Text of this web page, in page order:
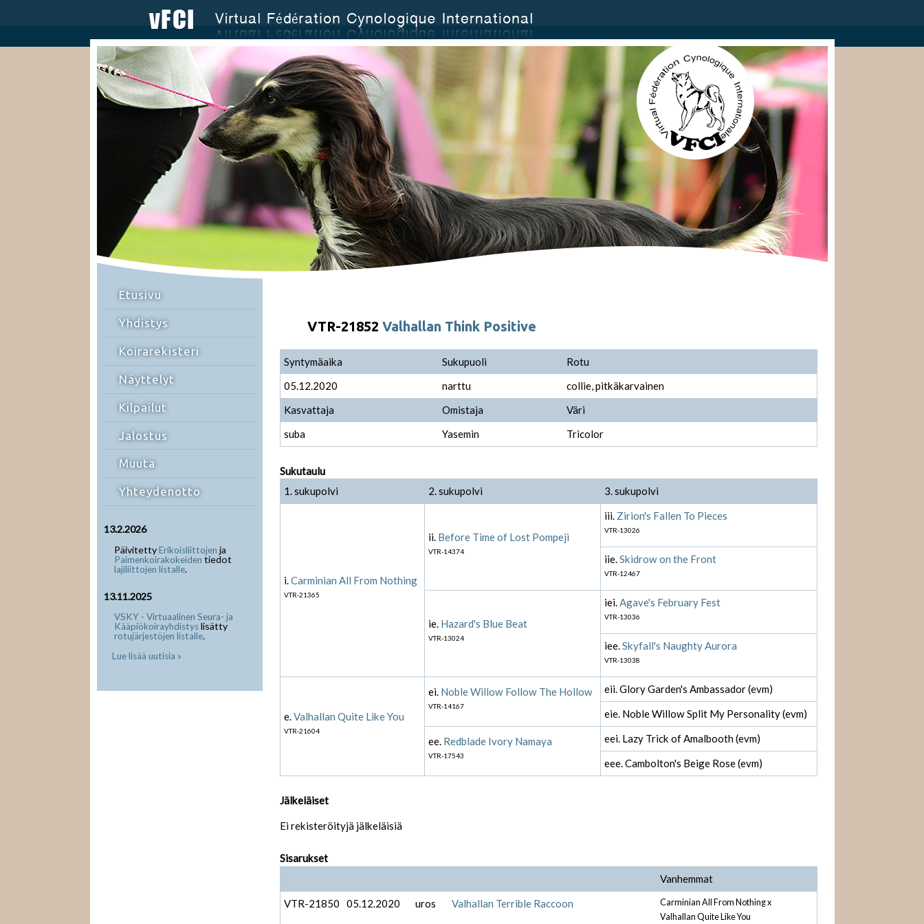
Etusivu
Yhdistys
Koirarekisteri
Näyttelyt
Kilpailut
Jalostus
Muuta
Yhteydenotto
13.2.2026
PäivitettyErikoisliittojen ja
Paimenkoirakokeiden tiedot
lajiliittojen listalle.
13.11.2025
VSKY - Virtuaalinen Seura- ja
Kääpiökoirayhdistyslisätty
rotujärjestöjen listalle.
Lue lisää uutisia »
VTR-21852 Valhallan Think Positive
Syntymäaika Sukupuoli
Rotu
05.12.2020
narttu
collie, pitkäkarvainen
Kasvattaja
Omistaja
Väri
suba
Yasemin Tricolor
Sukutaulu
1. sukupolvi
2. sukupolvi 3. sukupolvi
i.Carminian All From Nothing
VTR-21365
ii. Before Time of Lost Pompeji
VTR-14374
iii. Zirion's Fallen To Pieces
VTR-13026
iie.Skidrow on the Front
VTR-12467
ie. Hazard's Blue Beat
VTR-13024
iei.Agave's February Fest
VTR-13036
iee.Skyfall's Naughty Aurora
VTR-13038
e.Valhallan Quite Like You
VTR-21604
ei. Noble Willow Follow The Hollow
VTR-14167
eii. Glory Garden's Ambassador (evm)
eie. Noble Willow Split My Personality (evm)
ee. Redblade Ivory Namaya
VTR-17543
eei. Lazy Trick of Amalbooth (evm)
eee. Cambolton's Beige Rose (evm)
Jälkeläiset
Ei rekisteröityjä jälkeläisiä
Sisarukset
Vanhemmat
VTR-21850
05.12.2020 uros Valhallan Terrible Raccoon
Carminian All From Nothing x
Valhallan Quite Like You